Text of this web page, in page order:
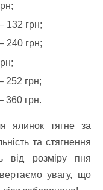
132 грн;
240 грн;
252 грн;
360 грн.
ялинок тягне за
та стягнення
від розміру пня
увагу, що